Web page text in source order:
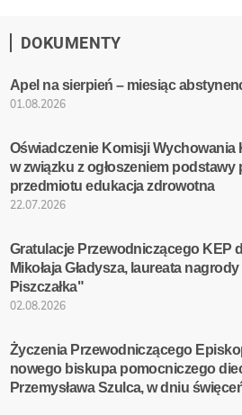
DOKUMENTY
01.08.2026
Apel na sierpień – miesiąc
22.07.2026
Oświadczenie Komisji Wychowania
w związku z ogłoszeniem podstawy
przedmiotu edukacja zdrowotna
02.08.2026
Gratulacje Przewodniczącego KEP
Mikołaja Gładysza, laureata
Piszczałka"
Życzenia Przewodniczącego
nowego biskupa pomocniczego
Przemysława Szulca, w dniu